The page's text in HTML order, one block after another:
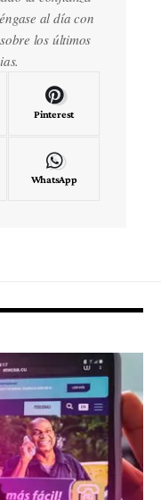
al día con
los últimos
Pinterest
WhatsApp